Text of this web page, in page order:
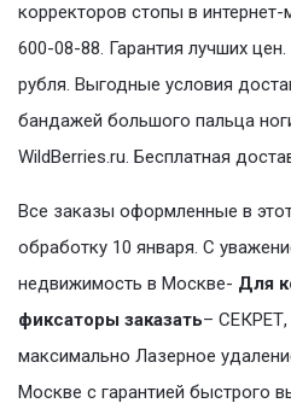
корректоров стопы в
600-08-88. Гарантия лучших
рубля. Выгодные условия
бандажей большого пальца
WildBerries.ru. Бесплатная
Все заказы оформленные в
обработку 10 января. С
недвижимость в Москве- Для
фиксаторы заказать– СЕКРЕТ,
максимально Лазерное
Москве с гарантией быстрого